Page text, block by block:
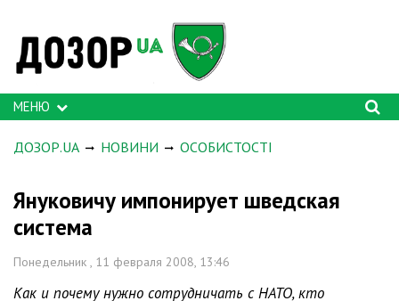
МЕНЮ
ДОЗОР.UA НОВИНИ ОСОБИСТОСТІ
Януковичу импонирует шведская
система
Понедельник , 11 февраля 2008, 13:46
Как и почему нужно сотрудничать с НАТО, кто